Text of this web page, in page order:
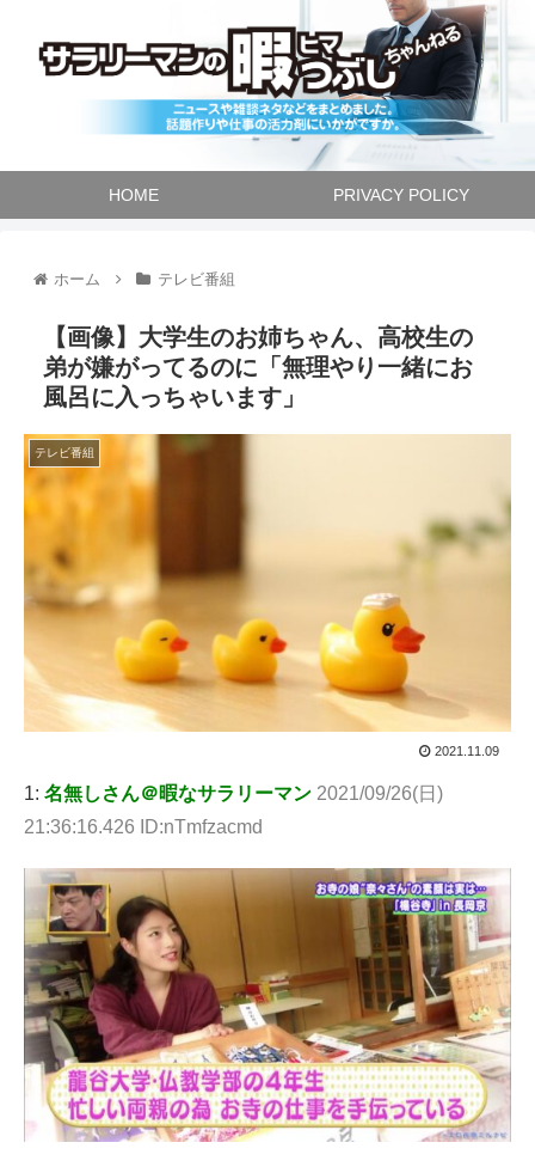
HOME PRIVACY POLICY
ホーム テレビ番組
【画像】大学生のお姉ちゃん、高校生の
弟が嫌がってるのに「無理やり一緒にお
風呂に入っちゃいます」
テレビ番組
2021.11.09
1: 名無しさん＠暇なサラリーマン 2021/09/26(日)
21:36:16.426 ID:nTmfzacmd